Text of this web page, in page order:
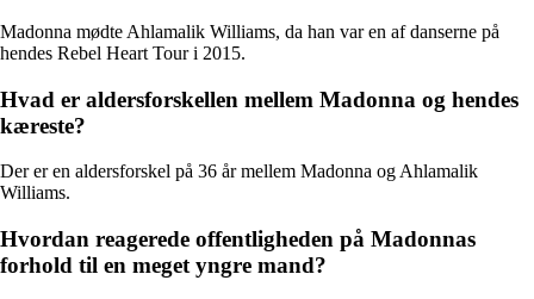
Madonna mødte Ahlamalik Williams, da han var en af danserne på
hendes Rebel Heart Tour i 2015.
Hvad er aldersforskellen mellem Madonna og hendes
kæreste?
Der er en aldersforskel på 36 år mellem Madonna og Ahlamalik
Williams.
Hvordan reagerede offentligheden på Madonnas
forhold til en meget yngre mand?